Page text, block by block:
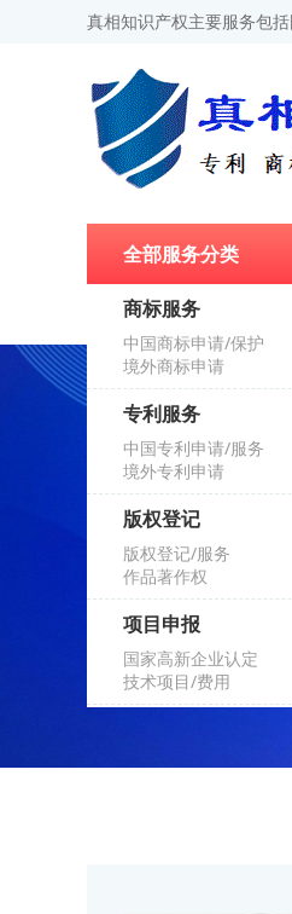
真相知识产权主要服务包
全部服务分类
商标服务
中国商标申请/保护
境外商标申请
专利服务
中国专利申请/服务
境外专利申请
版权登记
版权登记/服务
作品著作权
项目申报
国家高新企业认定
技术项目/费用